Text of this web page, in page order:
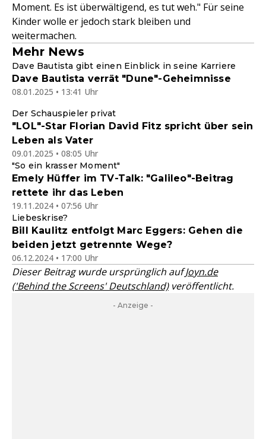
Moment. Es ist überwältigend, es tut weh." Für seine
Kinder wolle er jedoch stark bleiben und
weitermachen.
Mehr News
Dave Bautista gibt einen Einblick in seine Karriere
Dave Bautista verrät "Dune"-Geheimnisse
08.01.2025 • 13:41 Uhr
Der Schauspieler privat
"LOL"-Star Florian David Fitz spricht über sein
Leben als Vater
09.01.2025 • 08:05 Uhr
"So ein krasser Moment"
Emely Hüffer im TV-Talk: "Galileo"-Beitrag
rettete ihr das Leben
19.11.2024 • 07:56 Uhr
Liebeskrise?
Bill Kaulitz entfolgt Marc Eggers: Gehen die
beiden jetzt getrennte Wege?
06.12.2024 • 17:00 Uhr
Dieser Beitrag wurde ursprünglich aufJoyn.de
('Behind the Screens' Deutschland)veröffentlicht.
- Anzeige -